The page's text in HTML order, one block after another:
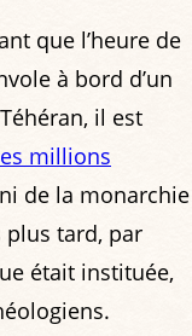
que l’heure de
à bord d’un
il est
millions
de la monarchie
plus tard, par
était instituée,